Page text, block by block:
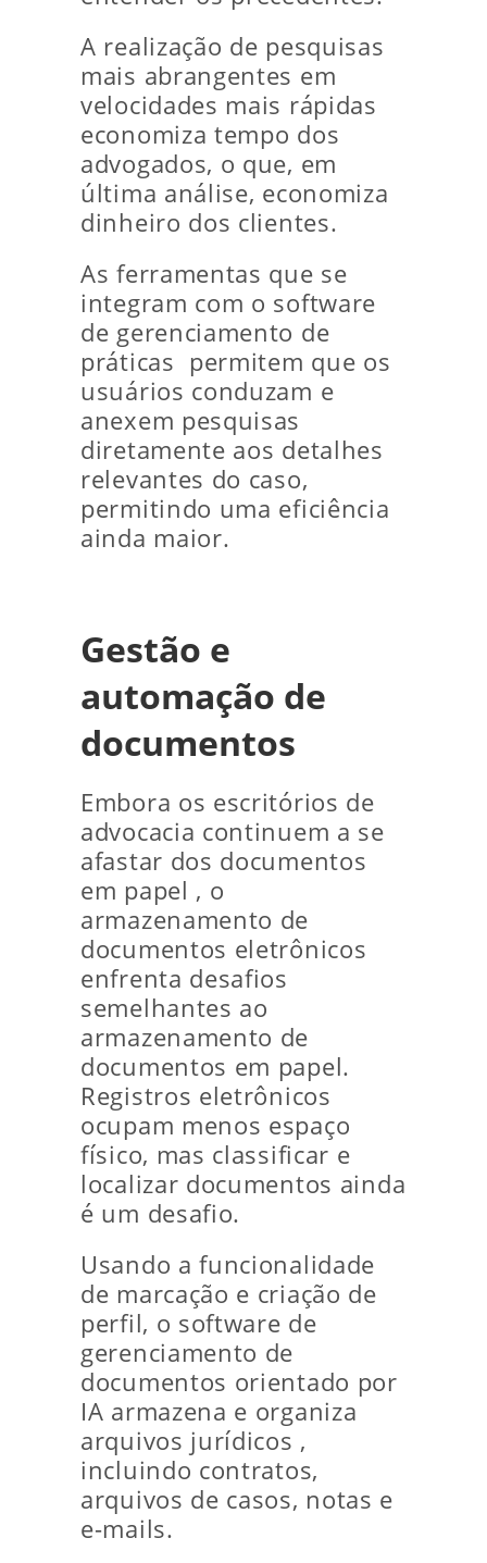
A realização de pesquisas
mais abrangentes em
velocidades mais rápidas
economiza tempo dos
advogados, o que, em
última análise, economiza
dinheiro dos clientes.
As ferramentas que se
integram com o software
de gerenciamento de
práticas permitem que os
usuários conduzam e
anexem pesquisas
diretamente aos detalhes
relevantes do caso,
permitindo uma eficiência
ainda maior.
Gestão e
automação de
documentos
Embora os escritórios de
advocacia continuem a se
afastar dos documentos
em papel , o
armazenamento de
documentos eletrônicos
enfrenta desafios
semelhantes ao
armazenamento de
documentos em papel.
Registros eletrônicos
ocupam menos espaço
físico, mas classificar e
localizar documentos ainda
é um desafio.
Usando a funcionalidade
de marcação e criação de
perfil, o software de
gerenciamento de
documentos orientado por
IA armazena e organiza
arquivos jurídicos ,
incluindo contratos,
arquivos de casos, notas e
e-mails.